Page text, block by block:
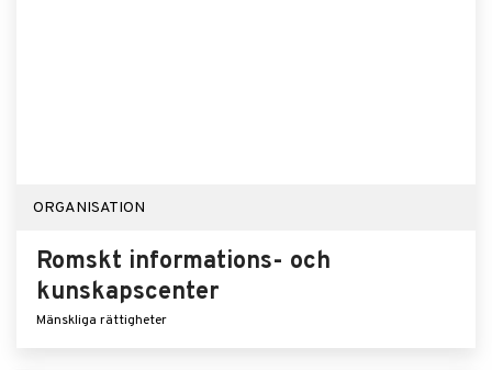
ORGANISATION
Romskt informations- och
kunskapscenter
Mänskliga rättigheter